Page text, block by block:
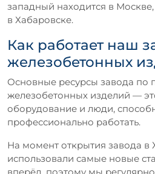
западный находится в
в Хабаровске.
Как работает наш
железобетонных
Основные ресурсы завода по
железобетонных изделий —
оборудование и люди,
профессионально работать.
На момент открытия завода в
использовали самые новые